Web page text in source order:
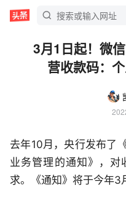
3月1日起！微
营收款码：
去年10月，央行发布了
业务管理的通知》，对
求。《通知》将于今年3